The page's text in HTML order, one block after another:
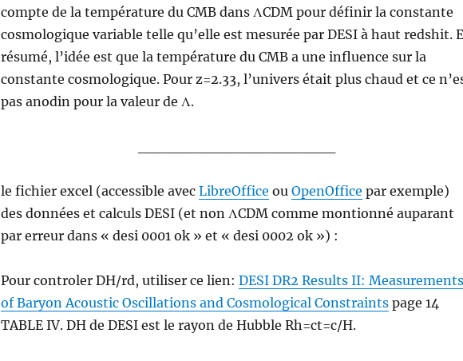
compte de la température du CMB dans ΛCDM pour définir la constante
cosmologique variable telle qu’elle est mesurée par DESI à haut redshit.
résumé, l’idée est que la température du CMB a une influence sur la
constante cosmologique. Pour z=2.33, l’univers était plus chaud et ce
pas anodin pour la valeur de Λ.
le fichier excel (accessible avec LibreOffice ou OpenOffice par exemple)
des données et calculs DESI (et non ΛCDM comme montionné auparant
par erreur dans « desi 0001 ok » et « desi 0002 ok ») :
Pour controler DH/rd, utiliser ce lien: DESI DR2 Results II: Measurements
of Baryon Acoustic Oscillations and Cosmological Constraintspage 14
TABLE IV. DH de DESI est le rayon de Hubble Rh=ct=c/H.